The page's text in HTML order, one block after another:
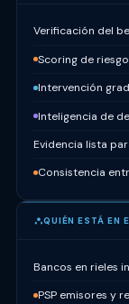
Verificación del
Scoring de
Intervención
Inteligencia de
Evidencia lista
Consistencia
QUIÉN ESTÁ EN
Bancos en rieles
PSP emisores y